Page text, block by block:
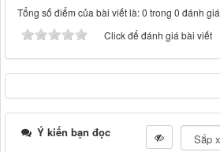
Tổng số điểm của bài viết là: 0 trong 0 đánh giá
Click để đánh giá bài viết
Ý kiến bạn đọc